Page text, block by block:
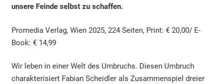
unsere Feinde selbst zu schaffen.
Promedia Verlag, Wien 2025, 224 Seiten, Print: € 20,00/ E-
Book: € 14,99
Wir leben in einer Welt des Umbruchs. Diesen Umbruch
charakterisiert Fabian Scheidler als Zusammenspiel dreier